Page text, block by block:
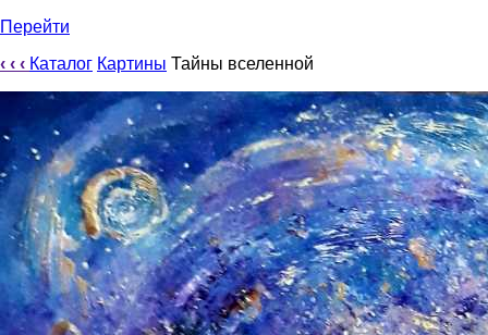
Перейти
‹ ‹ ‹ Каталог Картины Тайны вселенной